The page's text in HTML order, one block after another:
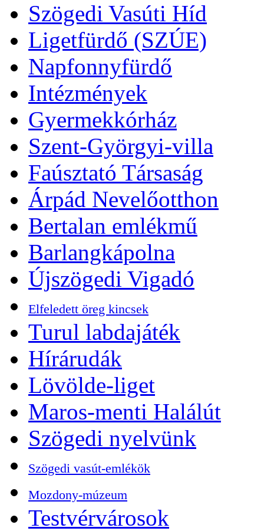
Szögedi Vasúti Híd
Ligetfürdő (SZÚE)
Napfonnyfürdő
Intézmények
Gyermekkórház
Szent-Györgyi-villa
Faúsztató Társaság
Árpád Nevelőotthon
Bertalan emlékmű
Barlangkápolna
Újszögedi Vigadó
Elfeledett öreg kincsek
Turul labdajáték
Hírárudák
Lövölde-liget
Maros-menti Halálút
Szögedi nyelvünk
Szögedi vasút-emlékök
Mozdony-múzeum
Testvérvárosok